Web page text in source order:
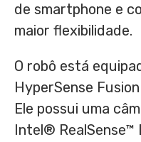
de smartphone e
maior flexibilidade.
O robô está
HyperSense
Ele possui uma
Intel® RealSense™